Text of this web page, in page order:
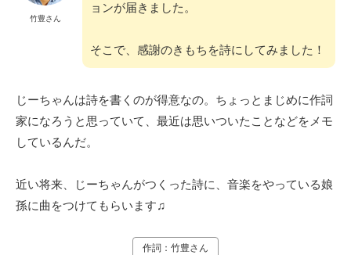
竹豊さん
ョンが届きました。
そこで、感謝のきもちを詩にしてみました！
じーちゃんは詩を書くのが得意なの。ちょっとまじめに作詞
家になろうと思っていて、最近は思いついたことなどをメモ
しているんだ。
近い将来、じーちゃんがつくった詩に、音楽をやっている娘
孫に曲をつけてもらいます♫
作詞：竹豊さん